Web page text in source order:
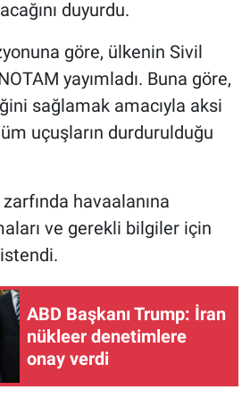
duyurdu.
göre, ülkenin Sivil
yayımladı. Buna göre,
sağlamak amacıyla aksi
uçuşların durdurulduğu
havaalanına
ve gerekli bilgiler için
ABD Başkanı Trump: İran
nükleer denetimlere
onay verdi